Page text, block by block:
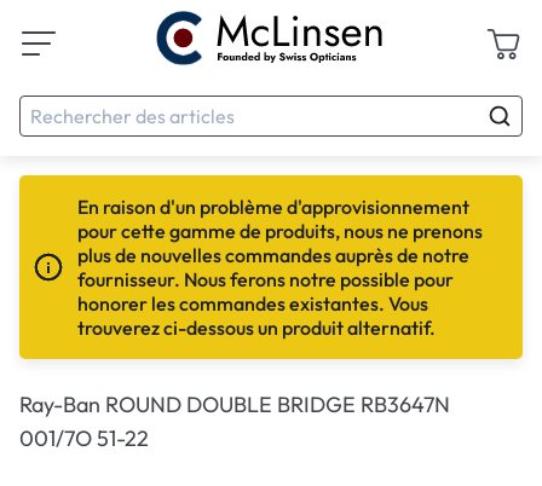
En raison d'un problème d'approvisionnement
pour cette gamme de produits, nous ne prenons
plus de nouvelles commandes auprès de notre
fournisseur. Nous ferons notre possible pour
honorer les commandes existantes. Vous
trouverez ci-dessous un produit alternatif.
Ray-Ban ROUND DOUBLE BRIDGE RB3647N
001/7O 51-22